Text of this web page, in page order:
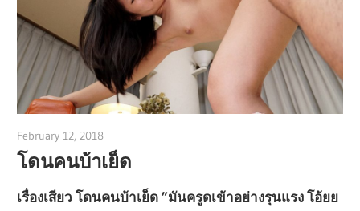
February 12, 2018
โดนคนบ้าเย็ด
เรื่องเสียว โดนคนบ้าเย็ด ”มันครูดเข้าอย่างรุนแรง โอ้ยย